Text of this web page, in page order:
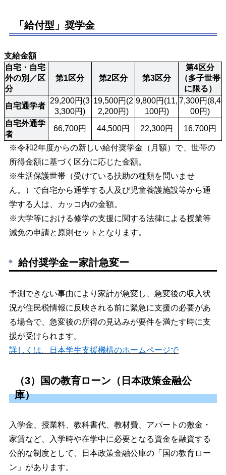
「給付型」奨学金
支給金額
自宅・自宅
外の別／区
分
第1区分 第2区分 第3区分
第4区分
（多子世帯
に限る）
自宅通学者
29,200円(3
3,300円)
19,500円(2
2,200円)
9,800円(11,
100円)
7,300円(8,4
00円)
自宅外通学
者
66,700円 44,500円 22,300円 16,700円
※令和2年度からの新しい給付奨学金（月額）で、世帯の
所得金額に基づく区分に応じた金額。
※生活保護世帯（受けている扶助の種類を問いませ
ん。）で自宅から通学する人及び児童養護施設等から通
学する人は、カッコ内の金額。
※大学等における修学の支援に関する法律による授業等
減免の申請と原則セットとなります。
給付奨学金ー家計急変ー
予測できない事由により家計が急変し、急変後の収入状
況が住民税情報に反映される前に緊急に支援の必要があ
る場合で、急変後の所得の見込みが要件を満たす時に支
援が受けられます。
詳しくは、日本学生支援機構のホームページで
（3）国の教育ローン（日本政策金融公
庫）
入学金、授業料、教科書代、教材費、アパートの敷金・
家賃など、入学時や在学中に必要となる資金を融資する
公的な制度として、日本政策金融公庫の「国の教育ロー
ン」があります。